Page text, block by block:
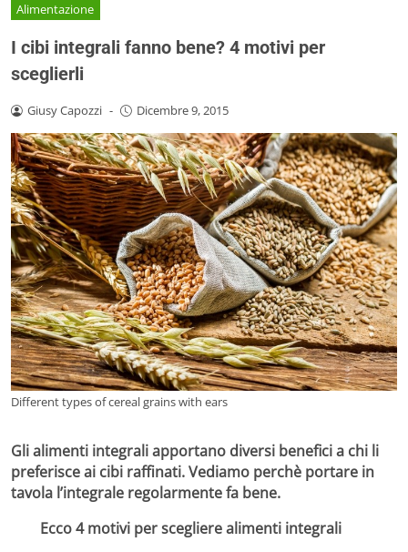
Alimentazione
I cibi integrali fanno bene? 4 motivi per
sceglierli
Giusy Capozzi - Dicembre 9, 2015
Different types of cereal grains with ears
Gli alimenti integrali apportano diversi benefici a chi li
preferisce ai cibi raffinati. Vediamo perchè portare in
tavola l’integrale regolarmente fa bene.
Ecco 4 motivi per scegliere alimenti integrali